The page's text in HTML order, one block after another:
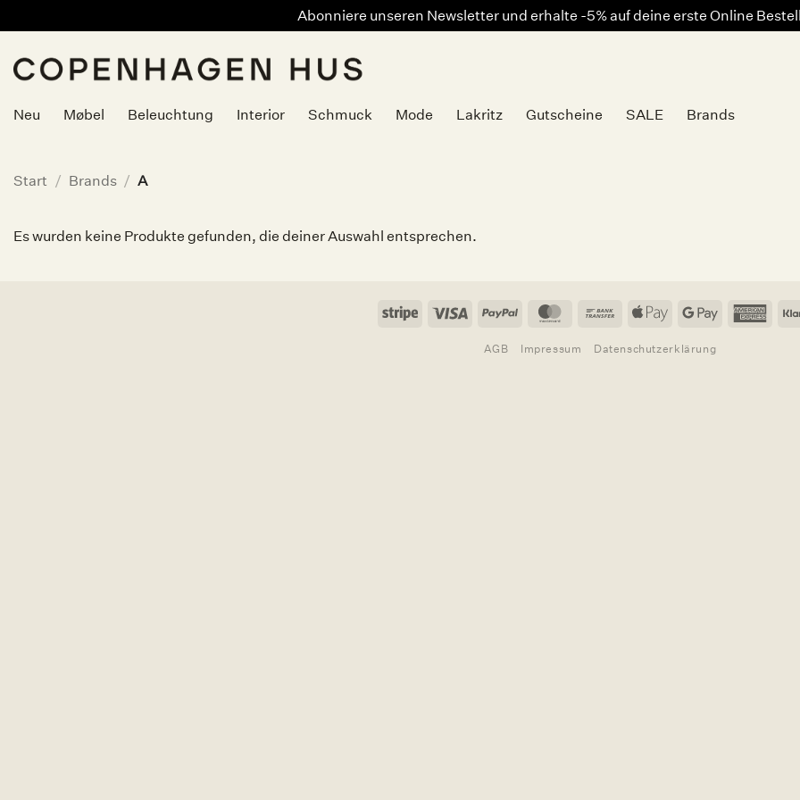
Abonniere unseren Newsletter und erhalte -5% auf deine erste Online
Inhalt
springen
Neu
Møbel Beleuchtung Interior Schmuck Mode Lakritz Gutscheine SALE Brands
Start / Brands / A
Es wurden keine Produkte gefunden, die deiner Auswahl entsprechen.
Stripe Visa PayPal MasterCardBank
Apple
Google
AGB Impressum Datenschutzerklärung